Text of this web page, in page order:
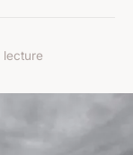
lecture